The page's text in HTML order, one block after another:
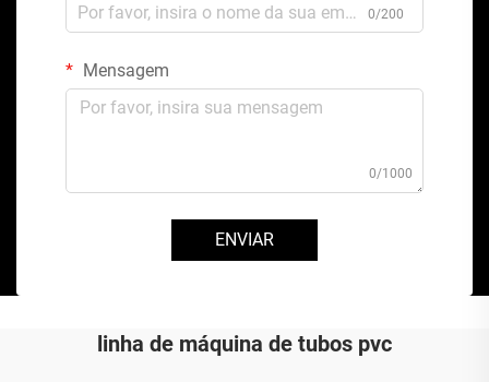
0/200
Mensagem
0/1000
ENVIAR
linha de máquina de tubos pvc